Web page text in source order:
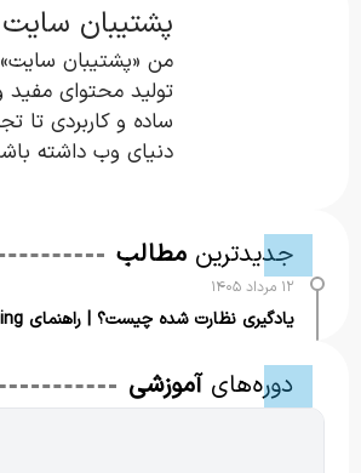
پشتیبان سایت
من «پشتیبان
تولید محتوای
ساده و کاربردی تا
دنیای وب داشته
جدیدترین مطالب
۱۲ مرداد ۱۴۰۵
کانبان چیست؟ | همه چیز درباره سیستم Kanban
دوره‌هایآموزشی